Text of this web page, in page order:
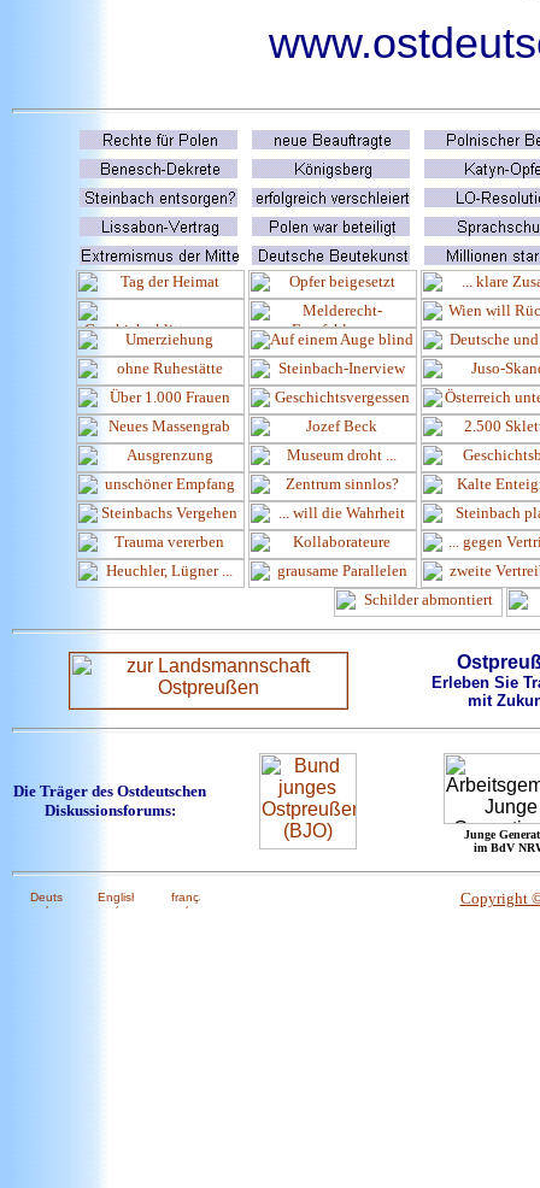
Erleben Sie
mit
Die Träger des Ostdeutschen
Diskussionsforums:
Junge
im BdV
Copyright